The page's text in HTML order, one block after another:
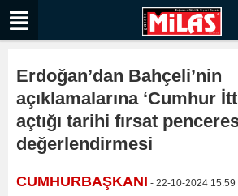
Erdoğan’dan Bahçeli’nin
açıklamalarına ‘Cumhur
açtığı tarihi fırsat
değerlendirmesi
CUMHURBAŞKANI - 22-10-2024 15:59